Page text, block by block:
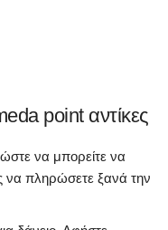
point αντίκες
να μπορείτε να
να πληρώσετε ξανά την